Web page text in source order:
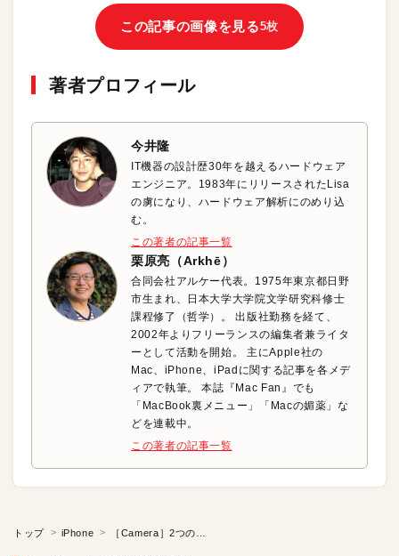
この記事の画像を見る5枚
著者プロフィール
今井隆
IT機器の設計歴30年を越えるハードウェア
エンジニア。1983年にリリースされたLisa
の虜になり、ハードウェア解析にのめり込
む。
この著者の記事一覧
栗原亮（Arkhē）
合同会社アルケー代表。1975年東京都日野
市生まれ、日本大学大学院文学研究科修士
課程修了（哲学）。 出版社勤務を経て、
2002年よりフリーランスの編集者兼ライタ
ーとして活動を開始。 主にApple社の
Mac、iPhone、iPadに関する記事を各メデ
ィアで執筆。 本誌『Mac Fan』でも
「MacBook裏メニュー」「Macの媚薬」な
どを連載中。
この著者の記事一覧
トップ iPhone